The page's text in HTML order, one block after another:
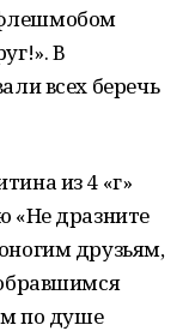
В
всех беречь
из 4 «г»
«Не дразните
друзьям,
по душе